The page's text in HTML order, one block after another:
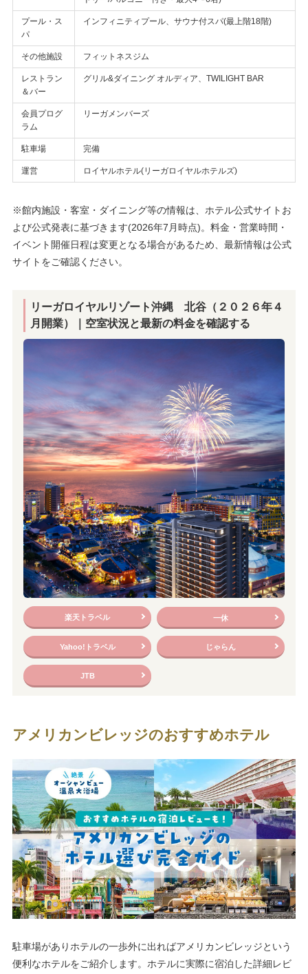
プール・ス
パ
インフィニティプール、サウナ付スパ(最上階18階)
その他施設 フィットネスジム
レストラン
＆バー
グリル&ダイニング オルディア、TWILIGHT BAR
会員プログ
ラム
リーガメンバーズ
駐車場 完備
運営 ロイヤルホテル(リーガロイヤルホテルズ)
※館内施設・客室・ダイニング等の情報は、ホテル公式サイトお
よび公式発表に基づきます(2026年7月時点)。料金・営業時間・
イベント開催日程は変更となる場合があるため、最新情報は公式
サイトをご確認ください。
リーガロイヤルリゾート沖縄 北谷（２０２６年４
月開業）
｜空室状況と最新の料金を確認する
楽天トラベル 一休
Yahoo!トラベル じゃらん
JTB
アメリカンビレッジのおすすめホテル
駐車場がありホテルの一歩外に出ればアメリカンビレッジという
便利なホテルをご紹介します。ホテルに実際に宿泊した詳細レビ